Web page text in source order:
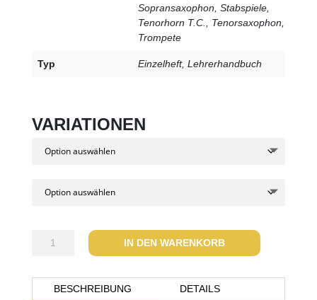
Sopransaxophon, Stabspiele,
Tenorhorn T.C., Tenorsaxophon,
Trompete
Typ Einzelheft, Lehrerhandbuch
VARIATIONEN
for
IN DEN WARENKORB
BESCHREIBUNG DETAILS